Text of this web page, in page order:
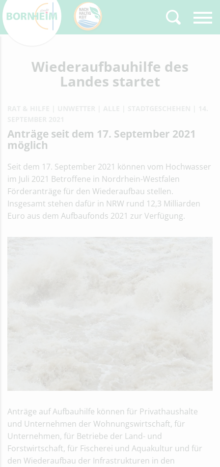
Zurück
Type 2 or more
characters for results.
Wiederaufbauhilfe des
Landes startet
Anträge seit dem 17. September 2021
möglich
Seit dem 17. September 2021 können vom Hochwasser
im Juli 2021 Betroffene in Nordrhein-Westfalen
Förderanträge für den Wiederaufbau stellen.
Insgesamt stehen dafür in NRW rund 12,3 Milliarden
Euro aus dem Aufbaufonds 2021 zur Verfügung.
Anträge auf Aufbauhilfe können für Privathaushalte
und Unternehmen der Wohnungswirtschaft, für
Unternehmen, für Betriebe der Land- und
Forstwirtschaft, für Fischerei und Aquakultur und für
den Wiederaufbau der Infrastrukturen in den